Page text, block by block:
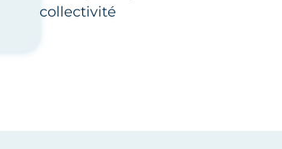
collectivité